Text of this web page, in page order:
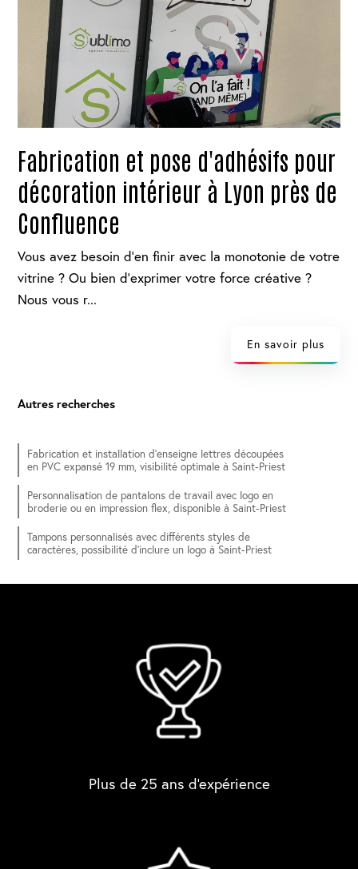
Fabrication et pose d'adhésifs pour
décoration intérieur à Lyon près de
Confluence
Vous avez besoin d’en finir avec la monotonie de votre
vitrine ? Ou bien d’exprimer votre force créative ?
Nous vous r...
En savoir plus
Autres recherches
Fabrication et installation d'enseigne lettres découpées
en PVC expansé 19 mm, visibilité optimale à Saint-Priest
Personnalisation de pantalons de travail avec logo en
broderie ou en impression flex, disponible à Saint-Priest
Tampons personnalisés avec différents styles de
caractères, possibilité d'inclure un logo à Saint-Priest
Plus de 25 ans d'expérience